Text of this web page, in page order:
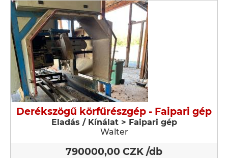
Derékszögű körfűrészgép - Faipari gép
Eladás / Kínálat > Faipari gép
Walter
790000,00 CZK /db